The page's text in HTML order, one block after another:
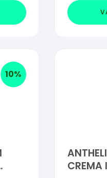
10%
CREMA